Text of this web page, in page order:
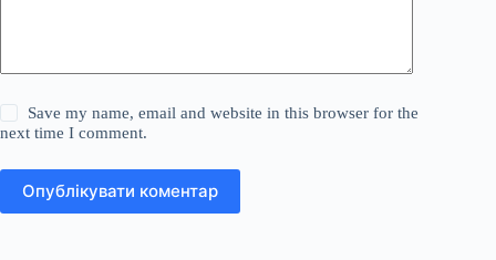
Save my name, email and website in this browser for the
next time I comment.
Опублікувати коментар